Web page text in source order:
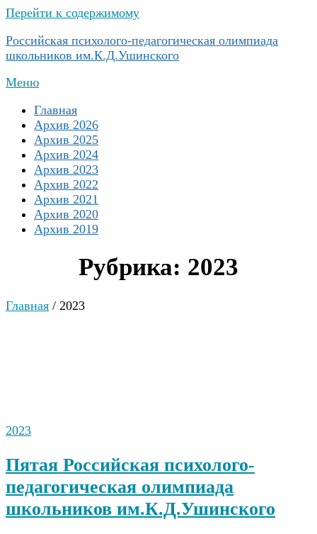
Перейти к содержимому
Российская психолого-педагогическая олимпиада
школьников им.К.Д.Ушинского
Меню
Главная
Архив 2026
Архив 2025
Архив 2024
Архив 2023
Архив 2022
Архив 2021
Архив 2020
Архив 2019
Рубрика: 2023
Главная / 2023
2023
Пятая Российская психолого-
педагогическая олимпиада
школьников им.К.Д.Ушинского